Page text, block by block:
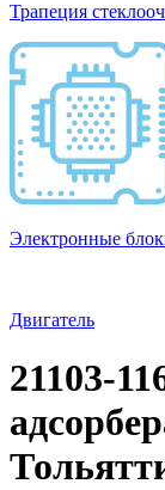
Трапеция
Электронные
Двигатель
21103-